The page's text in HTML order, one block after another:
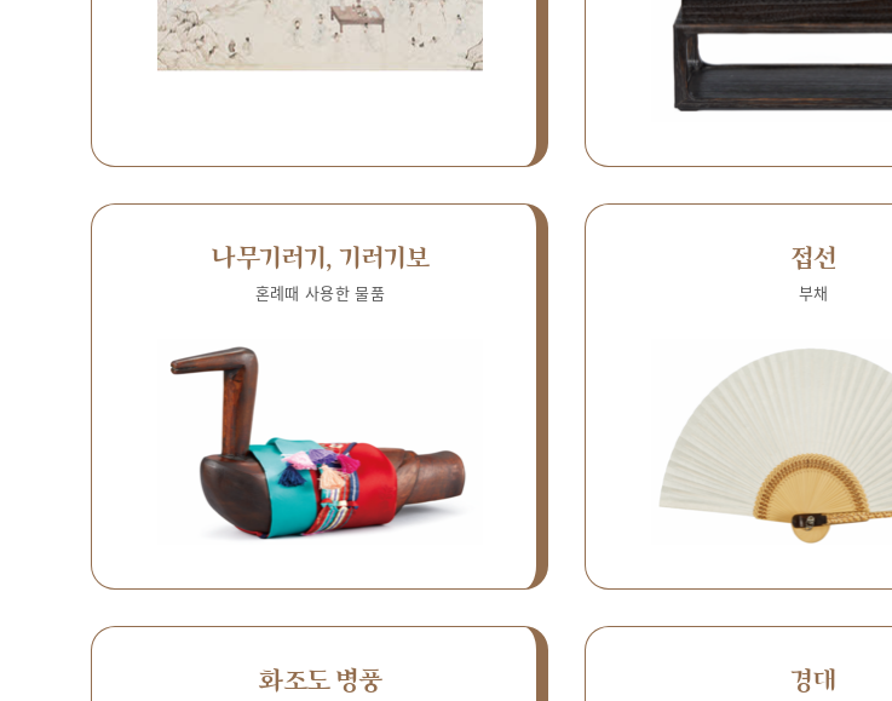
나무기러기, 기러기보
혼례때 사용한 물품
접선
부채
화조도 병풍 경대